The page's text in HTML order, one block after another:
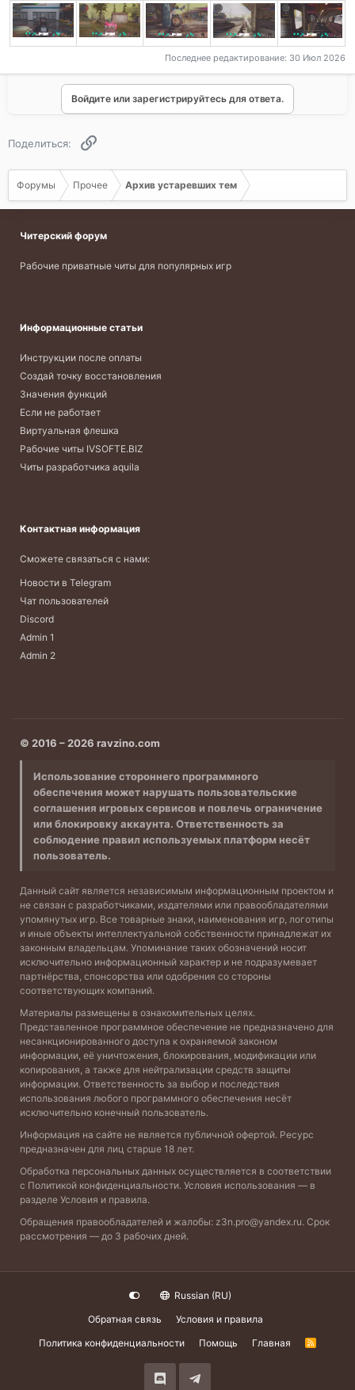
Последнее редактирование: 30 Июл 2026
Войдите или зарегистрируйтесь для ответа.
Поделиться:
Форумы Прочее Архив устаревших тем
Читерский форум
Рабочие приватные читы для популярных игр
Информационные статьи
Инструкции после оплаты
Создай точку восстановления
Значения функций
Если не работает
Виртуальная флешка
Рабочие читы IVSOFTE.BIZ
Читы разработчика aquila
Контактная информация
Сможете связаться с нами:
Новости в Telegram
Чат пользователей
Discord
Admin 1
Admin 2
© 2016 – 2026 ravzino.com
Использование стороннего программного
обеспечения может нарушать пользовательские
соглашения игровых сервисов и повлечь ограничение
или блокировку аккаунта. Ответственность за
соблюдение правил используемых платформ несёт
пользователь.
Данный сайт является независимым информационным проектом и
не связан с разработчиками, издателями или правообладателями
упомянутых игр. Все товарные знаки, наименования игр, логотипы
и иные объекты интеллектуальной собственности принадлежат их
законным владельцам. Упоминание таких обозначений носит
исключительно информационный характер и не подразумевает
партнёрства, спонсорства или одобрения со стороны
соответствующих компаний.
Материалы размещены в ознакомительных целях.
Представленное программное обеспечение не предназначено для
несанкционированного доступа к охраняемой законом
информации, её уничтожения, блокирования, модификации или
копирования, а также для нейтрализации средств защиты
информации. Ответственность за выбор и последствия
использования любого программного обеспечения несёт
исключительно конечный пользователь.
Информация на сайте не является публичной офертой. Ресурс
предназначен для лиц старше 18 лет.
Обработка персональных данных осуществляется в соответствии
с Политикой конфиденциальности. Условия использования — в
разделе Условия и правила.
Обращения правообладателей и жалобы: z3n.pro@yandex.ru. Срок
рассмотрения — до 3 рабочих дней.
Russian (RU)
Обратная связь
Условия и правила
Политика конфиденциальности
Помощь Главная
R